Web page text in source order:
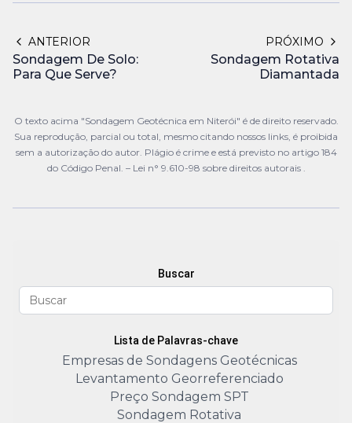
ANTERIOR
Sondagem De Solo:
Para Que Serve?
PRÓXIMO
Sondagem Rotativa
Diamantada
O texto acima "Sondagem Geotécnica em Niterói" é de direito reservado.
Sua reprodução, parcial ou total, mesmo citando nossos links, é proibida
sem a autorização do autor. Plágio é crime e está previsto no artigo 184
do Código Penal. – Lei n° 9.610-98 sobre direitos autorais .
Buscar
Lista de Palavras-chave
Empresas de Sondagens Geotécnicas
Levantamento Georreferenciado
Preço Sondagem SPT
Sondagem Rotativa